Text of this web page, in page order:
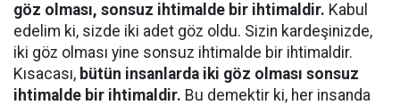
göz olması, sonsuz ihtimalde bir ihtimaldir. Kabul
edelim ki, sizde iki adet göz oldu. Sizin kardeşinizde,
iki göz olması yine sonsuz ihtimalde bir ihtimaldir.
Kısacası, bütün insanlarda iki göz olması sonsuz
ihtimalde bir ihtimaldir. Bu demektir ki, her insanda